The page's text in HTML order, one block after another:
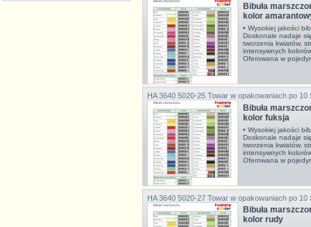
Bibuła
kolor
• Wysokiej jakości
Doskonale nadaje
tworzenia kwiatów,
intensywnych
Oferowana w
HA 3640 5020-25 Towar w opakowaniach po 10
Bibuła
kolor fuksja
• Wysokiej jakości
Doskonale nadaje
tworzenia kwiatów,
intensywnych
Oferowana w
HA 3640 5020-27 Towar w opakowaniach po 10
Bibuła
kolor rudy